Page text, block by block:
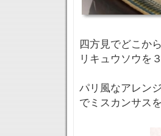
四方見でどこか
リキュウソウを
パリ風なアレン
でミスカンサス